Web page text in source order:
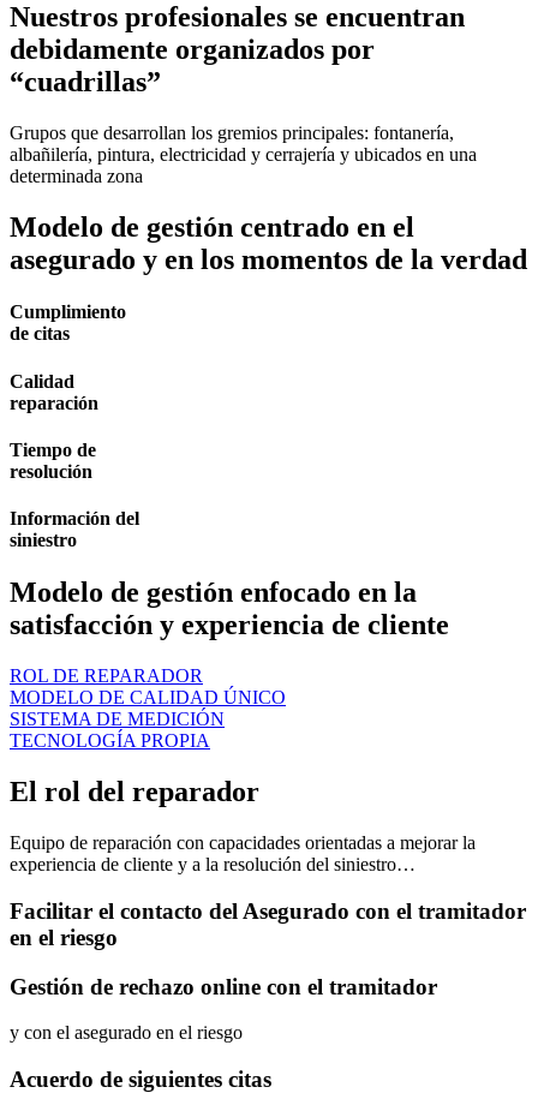
Nuestros profesionales se encuentran
debidamente organizados por
“cuadrillas”
Grupos que desarrollan los gremios principales: fontanería,
albañilería, pintura, electricidad y cerrajería y ubicados en una
determinada zona
Modelo de gestión centrado en el
asegurado y en los momentos de la verdad
Cumplimiento
de citas
Calidad
reparación
Tiempo de
resolución
Información del
siniestro
Modelo de gestión enfocado en la
satisfacción y experiencia de cliente
ROL DE REPARADOR
MODELO DE CALIDAD ÚNICO
SISTEMA DE MEDICIÓN
TECNOLOGÍA PROPIA
El rol del reparador
Equipo de reparación con capacidades orientadas a mejorar la
experiencia de cliente y a la resolución del siniestro…
Facilitar el contacto del Asegurado con el tramitador
en el riesgo
Gestión de rechazo online con el tramitador
y con el asegurado en el riesgo
Acuerdo de siguientes citas